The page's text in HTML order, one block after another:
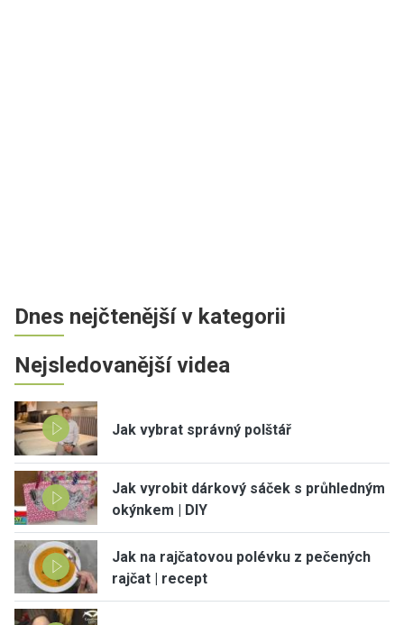
Dnes nejčtenější v kategorii
Nejsledovanější videa
Jak vybrat správný polštář
Jak vyrobit dárkový sáček s průhledným
okýnkem | DIY
Jak na rajčatovou polévku z pečených
rajčat | recept